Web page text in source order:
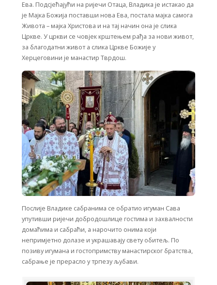
Ева. Подсјећајући на ријечи Отаца, Владика је истакао да
је Мајка Божија поставши нова Ева, постала мајка самога
Живота – мајка Христова и на тај начин она је слика
Цркве. У цркви се човјек крштењем рађа за нови живот,
за благодатни живот а слика Цркве Божије у
Херцеговини је манастир Тврдош.
Послије Владике сабранима се обратио игуман Сава
упутивши ријечи добродошлице гостима и захвалности
домаћима и сабраћи, а нарочито онима који
непримјетно долазе и украшавају свету обитељ. По
позиву игумана и гостопримству манастирског братства,
сабрање је прерасло у трпезу љубави.